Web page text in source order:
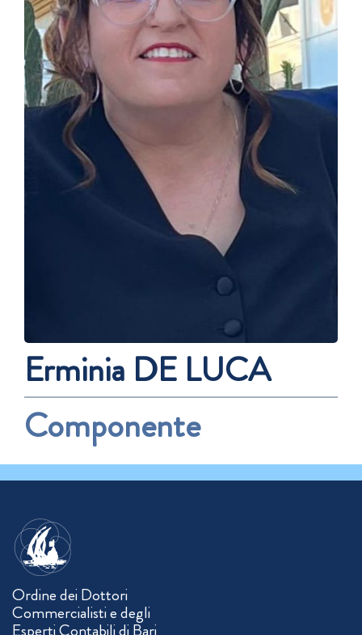
Erminia DE LUCA
Componente
Ordine dei Dottori
Commercialisti e degli
Esperti Contabili di Bari